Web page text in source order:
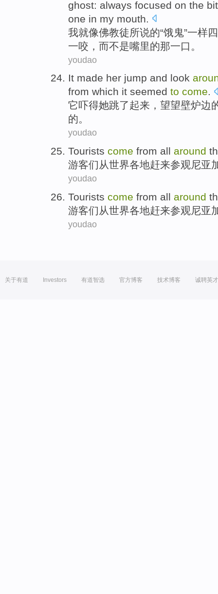
ghost: always focused on the
one in my mouth
我就像佛教徒所说的“饿鬼”一样
一咬 ， 而不是嘴里的那一口。
youdao
It made her jump and look
from which it seemed to come.
它吓得她跳了起来，望望壁炉边
的。
youdao
Tourists come from all around
游客们 从世界各地赶来参观尼亚
youdao
Tourists come from all around
游客们 从世界各地赶来参观尼亚
youdao
关于有道 Investors 有道智选 官方博客 技术博客 诚聘英才